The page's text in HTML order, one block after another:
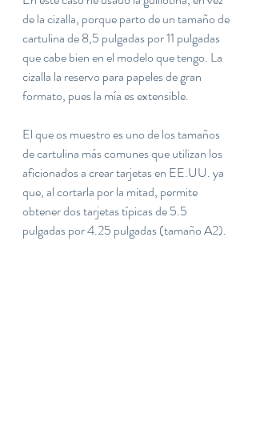
de la cizalla, porque parto de un tamaño de
cartulina de 8,5 pulgadas por 11 pulgadas
que cabe bien en el modelo que tengo. La
cizalla la reservo para papeles de gran
formato, pues la mía es extensible.
El que os muestro es uno de los tamaños
de cartulina más comunes que utilizan los
aficionados a crear tarjetas en EE.UU. ya
que, al cortarla por la mitad, permite
obtener dos tarjetas típicas de 5.5
pulgadas por 4.25 pulgadas (tamaño A2).